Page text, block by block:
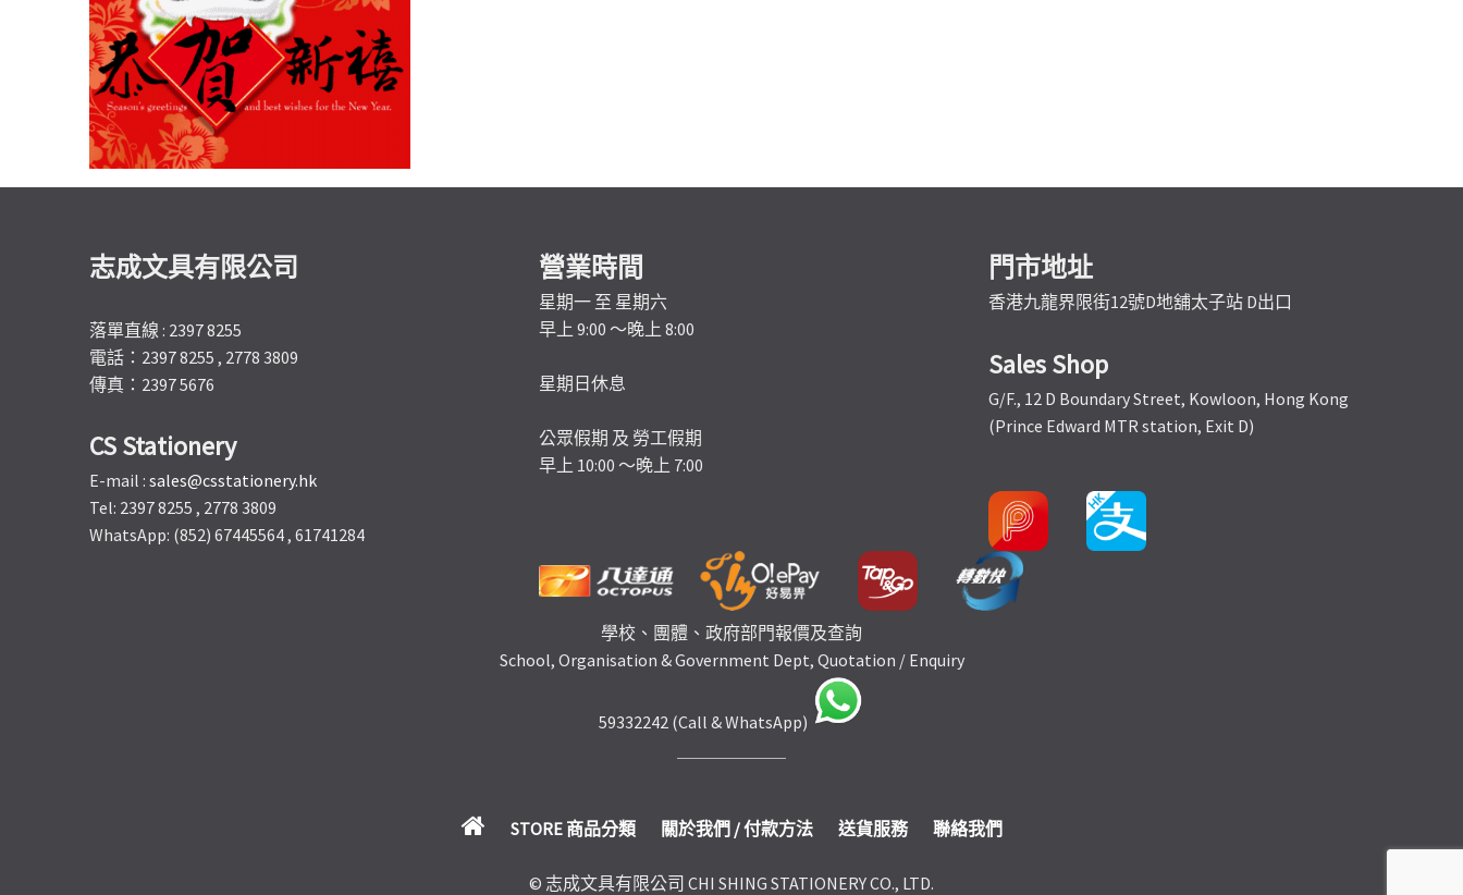
志成文具有限公司
落單直線 : 2397 8255
電話：2397 8255 , 2778 3809
傳真：2397 5676
CS Stationery
E-mail : sales@csstationery.hk
Tel: 2397 8255 , 2778 3809
WhatsApp: (852) 67445564 , 61741284
營業時間
星期一 至 星期六
早上 9:00 ～晚上 8:00
星期日休息
公眾假期 及 勞工假期
早上 10:00 ～晚上 7:00
門市地址
香港九龍界限街12號D地舖太子站 D出口
Sales Shop
G/F., 12 D Boundary Street, Kowloon, Hong Kong
(Prince Edward MTR station, Exit D)
學校、團體、政府部門報價及查詢
School, Organisation & Government Dept, Quotation / Enquiry
59332242 (Call & WhatsApp)
STORE 商品分類 關於我們 / 付款方法 送貨服務 聯絡我們
© 志成文具有限公司 CHI SHING STATIONERY CO., LTD.